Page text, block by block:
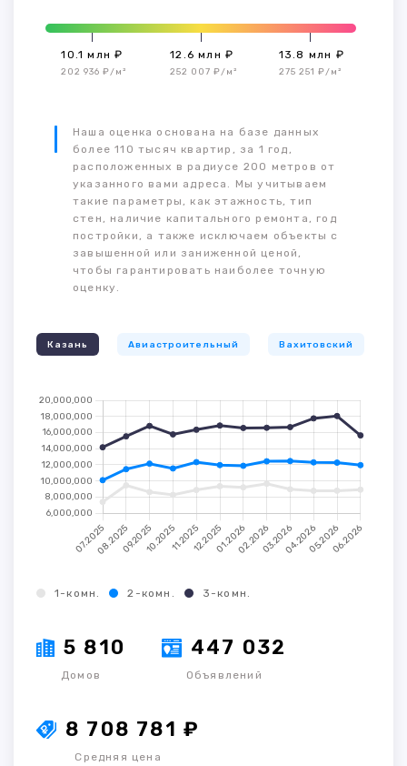
10.1 млн ₽
202 936 ₽/м²
12.6 млн ₽
252 007 ₽/м²
13.8 млн ₽
275 251 ₽/м²
Наша оценка основана на базе данных
более 110 тысяч квартир, за 1 год,
расположенных в радиусе 200 метров от
указанного вами адреса. Мы учитываем
такие параметры, как этажность, тип
стен, наличие капитального ремонта, год
постройки, а также исключаем объекты с
завышенной или заниженной ценой,
чтобы гарантировать наиболее точную
оценку.
Казань Авиастроительный Вахитовский
1-комн. 2-комн. 3-комн.
5 810
Домов
447 032
Объявлений
8 708 781 ₽
Средняя цена